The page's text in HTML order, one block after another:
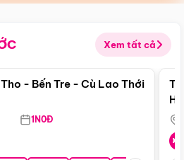
Xem tất cả
Điểm nổi bật
- Bến Tre - Cù Lao Thới
1N0Đ